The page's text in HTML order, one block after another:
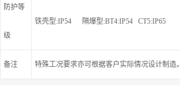
防护等
级
铁壳型:IP54 隔爆型:BT4:IP54 CT5:IP65
备注 特殊工况要求亦可根据客户实际情况设计制造。